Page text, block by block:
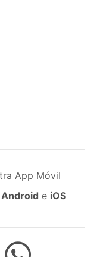
App Móvil
Android e iOS